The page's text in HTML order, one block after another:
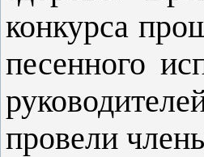
конкурса
песенного
провели